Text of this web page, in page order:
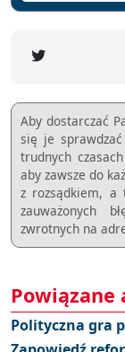
Aby dostarczać
się je
trudnych
aby zawsze do
z rozsądkiem, a
zauważonych
zwrotnych na
Powiązane
Polityczna gra